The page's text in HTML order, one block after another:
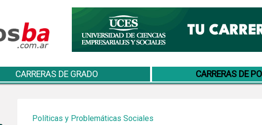
CARRERAS DE GRADO CARRERAS DE
Políticas y Problemáticas Sociales